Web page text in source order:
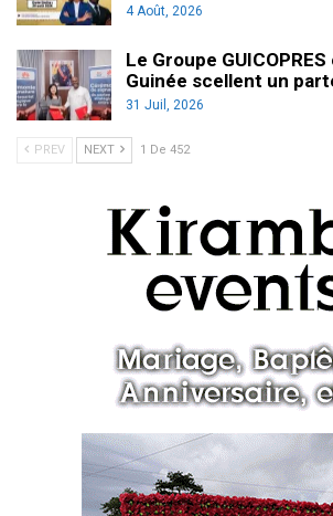
4 Août, 2026
Le Groupe
Guinée scellent un
31 Juil, 2026
PREV NEXT 1 De 452